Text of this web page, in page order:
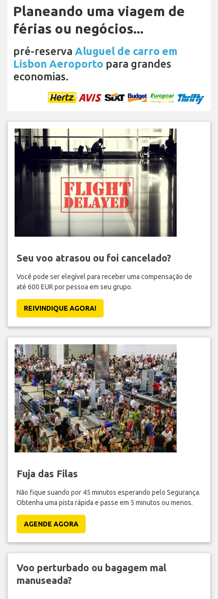
Planeando uma viagem de
férias ou negócios...
pré-reserva Aluguel de carro em
Lisbon Aeroporto para grandes
economias.
Seu voo atrasou ou foi cancelado?
Você pode ser elegível para receber uma compensação de
até 600 EUR por pessoa em seu grupo.
REIVINDIQUE AGORA!
Fuja das Filas
Não fique suando por 45 minutos esperando pelo Segurança.
Obtenha uma pista rápida e passe em 5 minutos ou menos.
AGENDE AGORA
Voo perturbado ou bagagem mal
manuseada?